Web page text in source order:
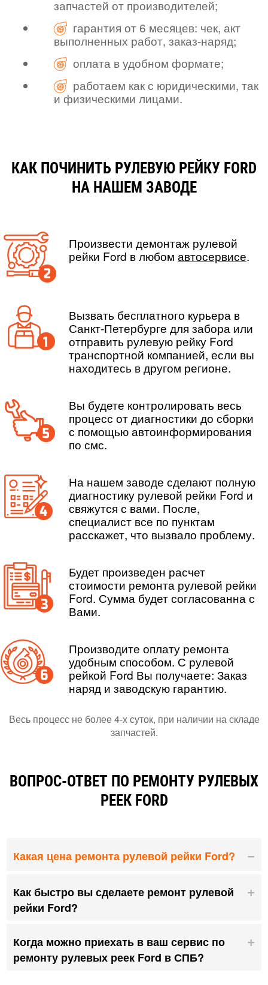
запчастей от производителей;
гарантия от 6 месяцев: чек, акт
выполненных работ, заказ-наряд;
оплата в удобном формате;
работаем как с юридическими, так
и физическими лицами.
КАК ПОЧИНИТЬ РУЛЕВУЮ РЕЙКУ FORD
НА НАШЕМ ЗАВОДЕ
Произвести демонтаж рулевой
рейки Ford в любом автосервисе.
Вызвать бесплатного курьера в
Санкт-Петербурге для забора или
отправить рулевую рейку Ford
транспортной компанией, если вы
находитесь в другом регионе.
Вы будете контролировать весь
процесс от диагностики до сборки
с помощью автоинформирования
по смс.
На нашем заводе сделают полную
диагностику рулевой рейки Ford и
свяжутся с вами. После,
специалист все по пунктам
расскажет, что вызвало проблему.
Будет произведен расчет
стоимости ремонта рулевой рейки
Ford. Сумма будет согласованна с
Вами.
Производите оплату ремонта
удобным способом. С рулевой
рейкой Ford Вы получаете: Заказ
наряд и заводскую гарантию.
Весь процесс не более 4-х суток, при наличии на складе
запчастей.
ВОПРОС-ОТВЕТ ПО РЕМОНТУ РУЛЕВЫХ
РЕЕК FORD
Какая цена ремонта рулевой рейки Ford?
Как быстро вы сделаете ремонт рулевой
рейки Ford?
Когда можно приехать в ваш сервис по
ремонту рулевых реек Ford в СПБ?